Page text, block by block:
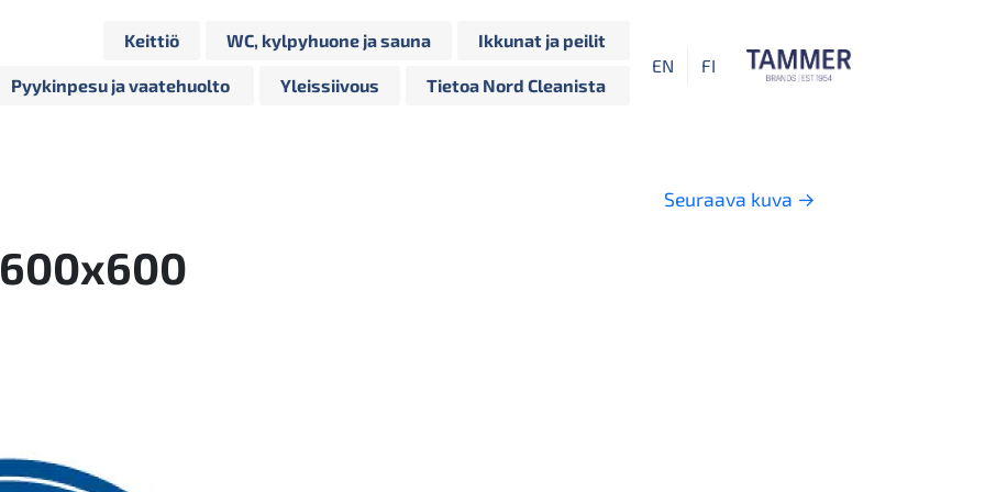
Keittiö WC, kylpyhuone ja sauna Ikkunat ja peilit
Pyykinpesu ja vaatehuolto Yleissiivous Tietoa Nord Cleanista
EN FI
Seuraava kuva →